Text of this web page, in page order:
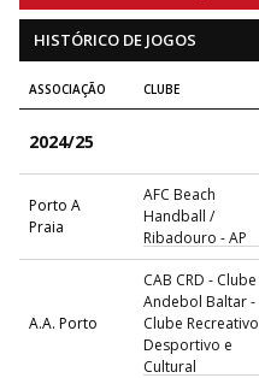
HISTÓRICO DE JOGOS
ASSOCIAÇÃO CLUBE
2024/25
Porto A
Praia
AFC Beach
Handball /
Ribadouro - AP
A.A. Porto
CAB CRD - Clube
Andebol Baltar -
Clube Recreativo
Desportivo e
Cultural